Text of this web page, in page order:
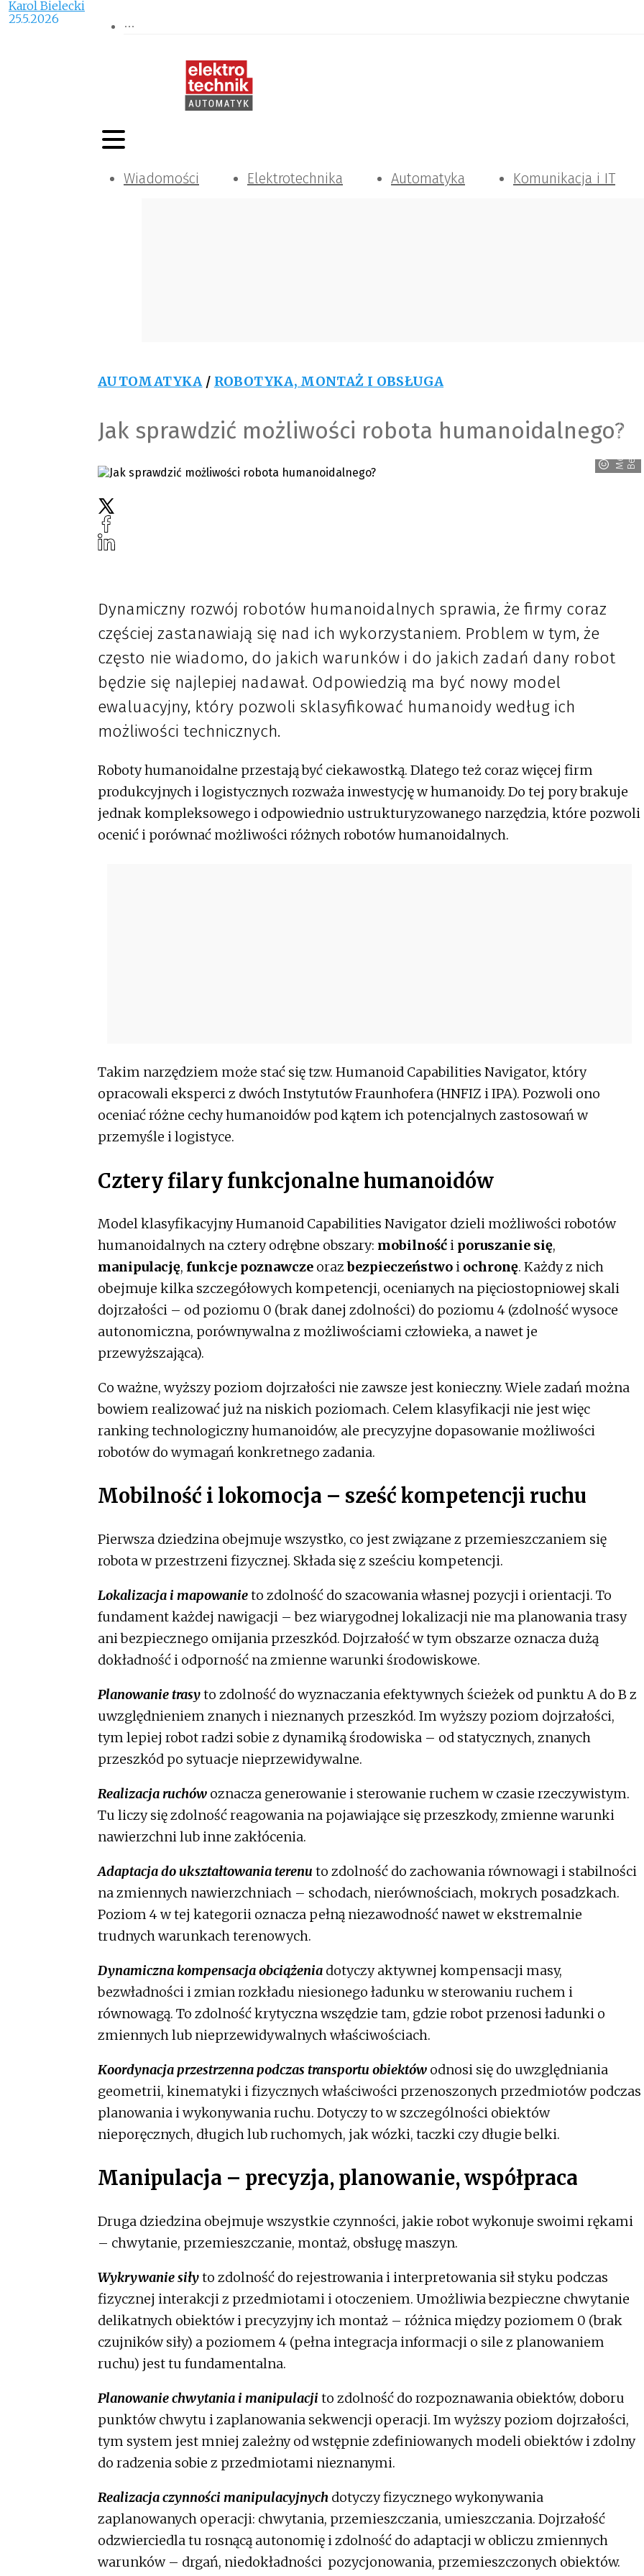
Wiadomości Elektrotechnika Automatyka Komunikacja i IT
AUTOMATYKA / ROBOTYKA, MONTAŻ I OBSŁUGA
Jak sprawdzić możliwości robota humanoidalnego?
M
e
rc
e
d
e
s
-
B
e
nz
Karol Bielecki
25.5.2026
Dynamiczny rozwój robotów humanoidalnych sprawia, że firmy coraz
częściej zastanawiają się nad ich wykorzystaniem. Problem w tym, że
często nie wiadomo, do jakich warunków i do jakich zadań dany robot
będzie się najlepiej nadawał. Odpowiedzią ma być nowy model
ewaluacyjny, który pozwoli sklasyfikować humanoidy według ich
możliwości technicznych.
Roboty humanoidalne przestają być ciekawostką. Dlatego też coraz więcej firm
produkcyjnych i logistycznych rozważa inwestycję w humanoidy. Do tej pory brakuje
jednak kompleksowego i odpowiednio ustrukturyzowanego narzędzia, które pozwoli
ocenić i porównać możliwości różnych robotów humanoidalnych.
Takim narzędziem może stać się tzw. Humanoid Capabilities Navigator, który
opracowali eksperci z dwóch Instytutów Fraunhofera (HNFIZ i IPA). Pozwoli ono
oceniać różne cechy humanoidów pod kątem ich potencjalnych zastosowań w
przemyśle i logistyce.
Cztery filary funkcjonalne humanoidów
Model klasyfikacyjny Humanoid Capabilities Navigator dzieli możliwości robotów
humanoidalnych na cztery odrębne obszary: mobilnośći poruszanie się,
manipulację, funkcje poznawcze orazbezpieczeństwoi ochronę. Każdy z nich
obejmuje kilka szczegółowych kompetencji, ocenianych na pięciostopniowej skali
dojrzałości – od poziomu 0 (brak danej zdolności) do poziomu 4 (zdolność wysoce
autonomiczna, porównywalna z możliwościami człowieka, a nawet je
przewyższająca).
Co ważne, wyższy poziom dojrzałości nie zawsze jest konieczny. Wiele zadań można
bowiem realizować już na niskich poziomach. Celem klasyfikacji nie jest więc
ranking technologiczny humanoidów, ale precyzyjne dopasowanie możliwości
robotów do wymagań konkretnego zadania.
Mobilność i lokomocja – sześć kompetencji ruchu
Pierwsza dziedzina obejmuje wszystko, co jest związane z przemieszczaniem się
robota w przestrzeni fizycznej. Składa się z sześciu kompetencji.
Lokalizacja i mapowanieto zdolność do szacowania własnej pozycji i orientacji. To
fundament każdej nawigacji – bez wiarygodnej lokalizacji nie ma planowania trasy
ani bezpiecznego omijania przeszkód. Dojrzałość w tym obszarze oznacza dużą
dokładność i odporność na zmienne warunki środowiskowe.
Planowanie trasyto zdolność do wyznaczania efektywnych ścieżek od punktu A do B z
uwzględnieniem znanych i nieznanych przeszkód. Im wyższy poziom dojrzałości,
tym lepiej robot radzi sobie z dynamiką środowiska – od statycznych, znanych
przeszkód po sytuacje nieprzewidywalne.
Realizacja ruchów oznacza generowanie i sterowanie ruchem w czasie rzeczywistym.
Tu liczy się zdolność reagowania na pojawiające się przeszkody, zmienne warunki
nawierzchni lub inne zakłócenia.
Adaptacja do ukształtowania terenu to zdolność do zachowania równowagi i stabilności
na zmiennych nawierzchniach – schodach, nierównościach, mokrych posadzkach.
Poziom 4 w tej kategorii oznacza pełną niezawodność nawet w ekstremalnie
trudnych warunkach terenowych.
Dynamiczna kompensacja obciążenia dotyczy aktywnej kompensacji masy,
bezwładności i zmian rozkładu niesionego ładunku w sterowaniu ruchem i
równowagą. To zdolność krytyczna wszędzie tam, gdzie robot przenosi ładunki o
zmiennych lub nieprzewidywalnych właściwościach.
Koordynacja przestrzenna podczas transportu obiektów odnosi się do uwzględniania
geometrii, kinematyki i fizycznych właściwości przenoszonych przedmiotów podczas
planowania i wykonywania ruchu. Dotyczy to w szczególności obiektów
nieporęcznych, długich lub ruchomych, jak wózki, taczki czy długie belki.
Manipulacja – precyzja, planowanie, współpraca
Druga dziedzina obejmuje wszystkie czynności, jakie robot wykonuje swoimi rękami
– chwytanie, przemieszczanie, montaż, obsługę maszyn.
Wykrywanie siłyto zdolność do rejestrowania i interpretowania sił styku podczas
fizycznej interakcji z przedmiotami i otoczeniem. Umożliwia bezpieczne chwytanie
delikatnych obiektów i precyzyjny ich montaż – różnica między poziomem 0 (brak
czujników siły) a poziomem 4 (pełna integracja informacji o sile z planowaniem
ruchu) jest tu fundamentalna.
Planowanie chwytania i manipulacji to zdolność do rozpoznawania obiektów, doboru
punktów chwytu i zaplanowania sekwencji operacji. Im wyższy poziom dojrzałości,
tym system jest mniej zależny od wstępnie zdefiniowanych modeli obiektów i zdolny
do radzenia sobie z przedmiotami nieznanymi.
Realizacja czynności manipulacyjnych dotyczy fizycznego wykonywania
zaplanowanych operacji: chwytania, przemieszczania, umieszczania. Dojrzałość
odzwierciedla tu rosnącą autonomię i zdolność do adaptacji w obliczu zmiennych
warunków – drgań, niedokładności pozycjonowania, przemieszczonych obiektów.